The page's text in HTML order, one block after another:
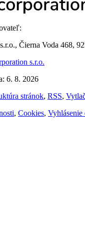
Čierna Voda 468,
s.r.o.
6. 8. 2026
stránok, RSS,
, Cookies, Vyhlásenie